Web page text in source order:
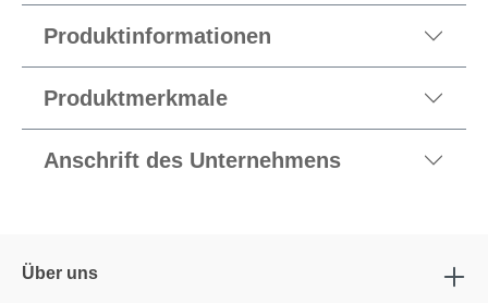
Produktinformationen
Produktmerkmale
Anschrift des Unternehmens
Über uns